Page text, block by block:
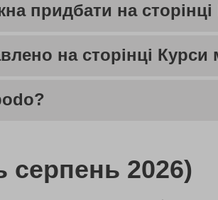
придбати на
на сторінці Курси
серпень 2026)